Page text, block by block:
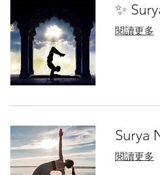
✨
閱讀更多
Surya
閱讀更多